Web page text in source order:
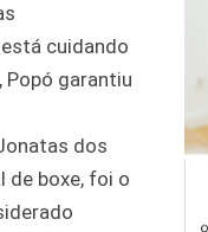
cuidando
garantiu
dos
de boxe, foi o